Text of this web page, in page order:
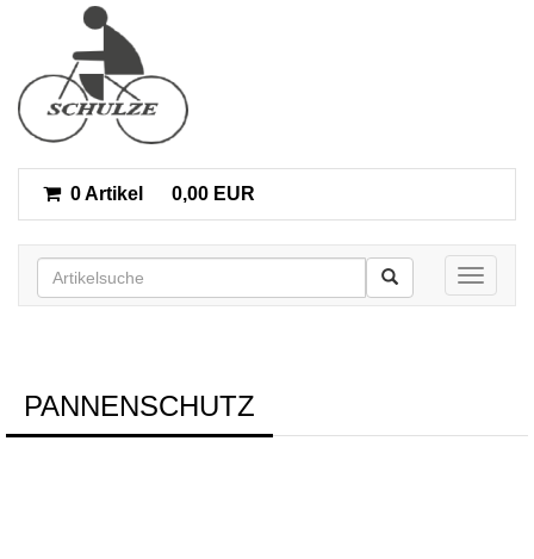
0 Artikel 0,00 EUR
Toggle
PANNENSCHUTZ